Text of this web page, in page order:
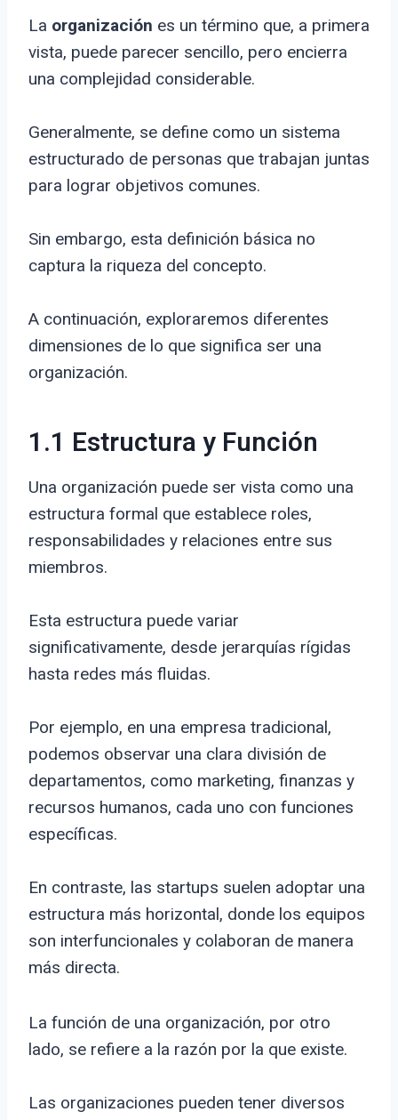
La organización es un término que, a primera
vista, puede parecer sencillo, pero encierra
una complejidad considerable.
Generalmente, se define como un sistema
estructurado de personas que trabajan juntas
para lograr objetivos comunes.
Sin embargo, esta definición básica no
captura la riqueza del concepto.
A continuación, exploraremos diferentes
dimensiones de lo que significa ser una
organización.
1.1 Estructura y Función
Una organización puede ser vista como una
estructura formal que establece roles,
responsabilidades y relaciones entre sus
miembros.
Esta estructura puede variar
significativamente, desde jerarquías rígidas
hasta redes más fluidas.
Por ejemplo, en una empresa tradicional,
podemos observar una clara división de
departamentos, como marketing, finanzas y
recursos humanos, cada uno con funciones
específicas.
En contraste, las startups suelen adoptar una
estructura más horizontal, donde los equipos
son interfuncionales y colaboran de manera
más directa.
La función de una organización, por otro
lado, se refiere a la razón por la que existe.
Las organizaciones pueden tener diversos